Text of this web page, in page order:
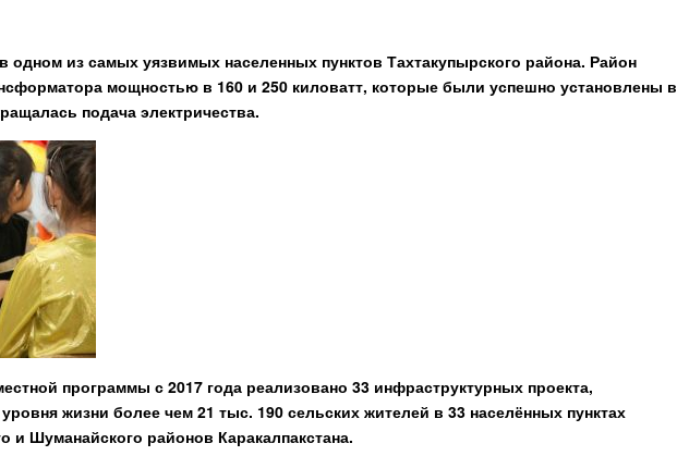
одном из самых уязвимых населенных пунктов Тахтакупырского района. Район
мощностью в 160 и 250 киловатт, которые были успешно установлены в
подача электричества.
программы с 2017 года реализовано 33 инфраструктурных проекта,
жизни более чем 21 тыс. 190 сельских жителей в 33 населённых пунктах
и Шуманайского районов Каракалпакстана.